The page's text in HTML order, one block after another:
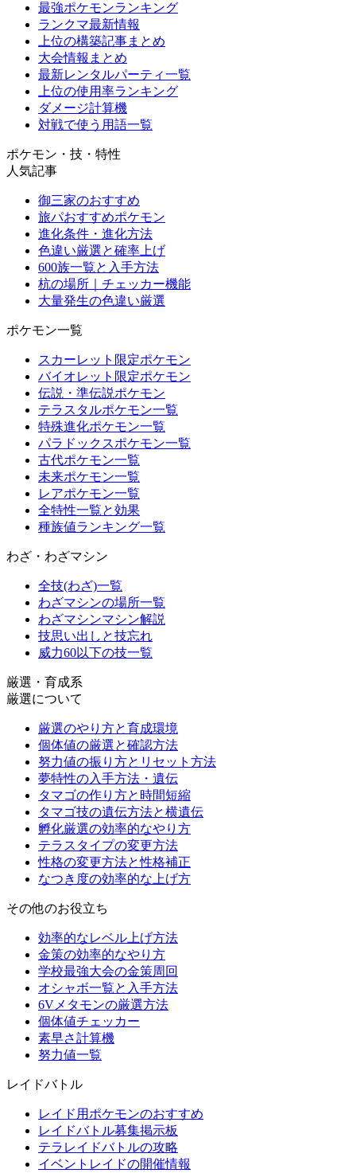
最強ポケモンランキング
ランクマ最新情報
上位の構築記事まとめ
大会情報まとめ
最新レンタルパーティ一覧
上位の使用率ランキング
ダメージ計算機
対戦で使う用語一覧
ポケモン・技・特性
人気記事
御三家のおすすめ
旅パおすすめポケモン
進化条件・進化方法
色違い厳選と確率上げ
600族一覧と入手方法
杭の場所｜チェッカー機能
大量発生の色違い厳選
ポケモン一覧
スカーレット限定ポケモン
バイオレット限定ポケモン
伝説・準伝説ポケモン
テラスタルポケモン一覧
特殊進化ポケモン一覧
パラドックスポケモン一覧
古代ポケモン一覧
未来ポケモン一覧
レアポケモン一覧
全特性一覧と効果
種族値ランキング一覧
わざ・わざマシン
全技(わざ)一覧
わざマシンの場所一覧
わざマシンマシン解説
技思い出しと技忘れ
威力60以下の技一覧
厳選・育成系
厳選について
厳選のやり方と育成環境
個体値の厳選と確認方法
努力値の振り方とリセット方法
夢特性の入手方法・遺伝
タマゴの作り方と時間短縮
タマゴ技の遺伝方法と横遺伝
孵化厳選の効率的なやり方
テラスタイプの変更方法
性格の変更方法と性格補正
なつき度の効率的な上げ方
その他のお役立ち
効率的なレベル上げ方法
金策の効率的なやり方
学校最強大会の金策周回
オシャボ一覧と入手方法
6Vメタモンの厳選方法
個体値チェッカー
素早さ計算機
努力値一覧
レイドバトル
レイド用ポケモンのおすすめ
レイドバトル募集掲示板
テラレイドバトルの攻略
イベントレイドの開催情報